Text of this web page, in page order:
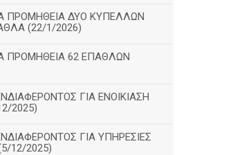
ΠΡΟΜΗΘΕΙΑ ΔΥΟ ΚΥΠΕΛΛΩΝ
(22/1/2026)
ΠΡΟΜΗΘΕΙΑ 62 ΕΠΑΘΛΩΝ
ΓΙΑ ΕΝΟΙΚΙΑΣΗ
2025)
ΓΙΑ ΥΠΗΡΕΣΙΕΣ
12/2025)